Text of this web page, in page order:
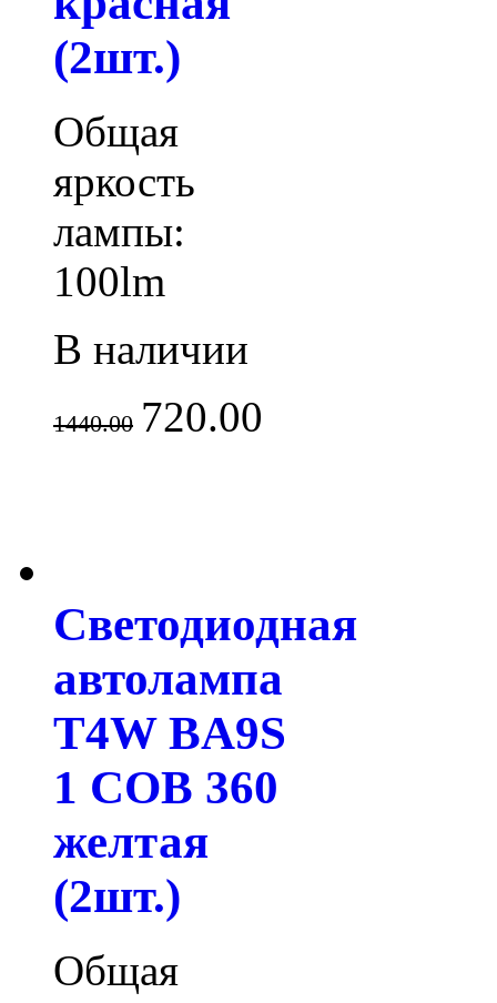
(2шт.)
Общая
яркость
лампы:
100lm
В наличии
1440.00 720.00
Светодиодная
автолампа
T4W BA9S
1 COB 360
желтая
(2шт.)
Общая